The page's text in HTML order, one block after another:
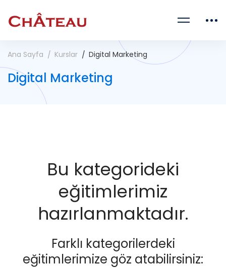
Ana Sayfa Kurslar Digital Marketing
Digital Marketing
Bu kategorideki
eğitimlerimiz
hazırlanmaktadır.
Farklı kategorilerdeki
eğitimlerimize göz atabilirsiniz: